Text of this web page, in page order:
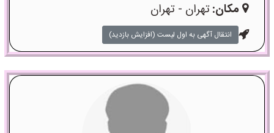
مکان:تهران - تهران
انتقال آگهی به اول لیست (افزایش بازدید)